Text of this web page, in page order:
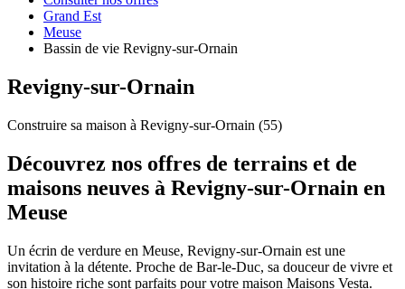
Grand Est
Meuse
Bassin de vie Revigny-sur-Ornain
Revigny-sur-Ornain
Construire sa maison à Revigny-sur-Ornain (55)
Découvrez nos offres de terrains et de
maisons neuves à Revigny-sur-Ornain en
Meuse
Un écrin de verdure en Meuse, Revigny-sur-Ornain est une
invitation à la détente. Proche de Bar-le-Duc, sa douceur de vivre et
son histoire riche sont parfaits pour votre maison Maisons Vesta.